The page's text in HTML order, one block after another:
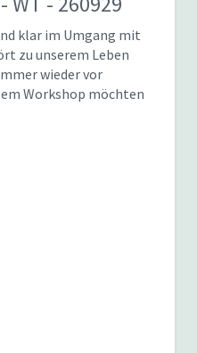
klar im Umgang mit
zu unserem Leben
wieder vor
Workshop möchten